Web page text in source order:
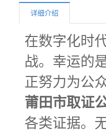
详细介绍
在数字化时
战。幸运的
正努力为公
莆田市取证
各类证据。